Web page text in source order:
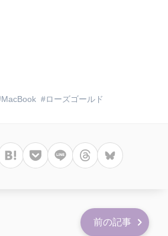
MacBook ローズゴールド
前の記事